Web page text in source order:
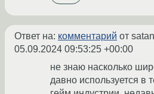
Ответ на: комментарий от
05.09.2024 09:53:25 +00:00
не знаю насколько
давно используется в